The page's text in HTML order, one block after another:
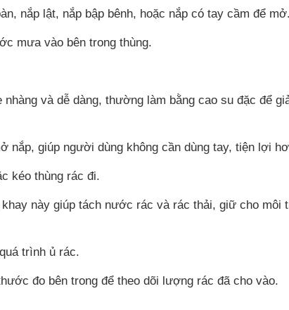
nắp lật, nắp bập bênh, hoặc nắp có tay cầm để mở.
mưa vào bên trong thùng.
nhàng và dễ dàng, thường làm bằng cao su đặc để
nắp, giúp người dùng không cần dùng tay, tiện lợi
kéo thùng rác đi.
này giúp tách nước rác và rác thải, giữ cho môi
trình ủ rác.
đo bên trong để theo dõi lượng rác đã cho vào.